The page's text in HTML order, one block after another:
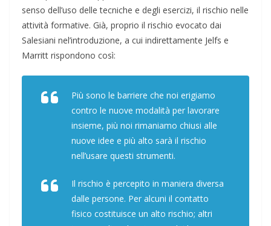
senso dell’uso delle tecniche e degli esercizi, il rischio nelle
attività formative. Già, proprio il rischio evocato dai
Salesiani nel’introduzione, a cui indirettamente Jelfs e
Marritt rispondono così:
Più sono le barriere che noi erigiamo
contro le nuove modalità per lavorare
insieme, più noi rimaniamo chiusi alle
nuove idee e più alto sarà il rischio
nell’usare questi strumenti.
Il rischio è percepito in maniera diversa
dalle persone. Per alcuni il contatto
fisico costituisce un alto rischio; altri